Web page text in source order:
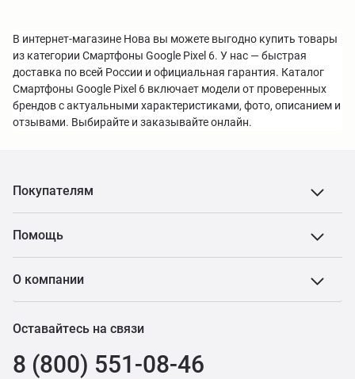
В интернет-магазине Нова вы можете выгодно купить товары
из категории Смартфоны Google Pixel 6. У нас — быстрая
доставка по всей России и официальная гарантия. Каталог
Смартфоны Google Pixel 6 включает модели от проверенных
брендов с актуальными характеристиками, фото, описанием и
отзывами. Выбирайте и заказывайте онлайн.
Покупателям
Помощь
О компании
Оставайтесь на связи
8 (800) 551-08-46